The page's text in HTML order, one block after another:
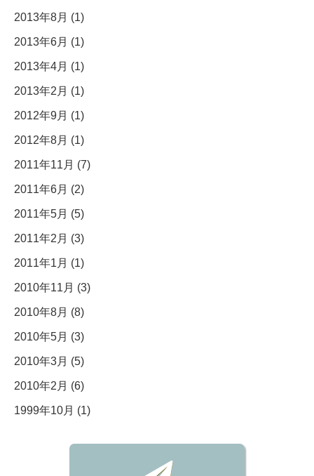
2013年8月 (1)
2013年6月 (1)
2013年4月 (1)
2013年2月 (1)
2012年9月 (1)
2012年8月 (1)
2011年11月 (7)
2011年6月 (2)
2011年5月 (5)
2011年2月 (3)
2011年1月 (1)
2010年11月 (3)
2010年8月 (8)
2010年5月 (3)
2010年3月 (5)
2010年2月 (6)
1999年10月 (1)